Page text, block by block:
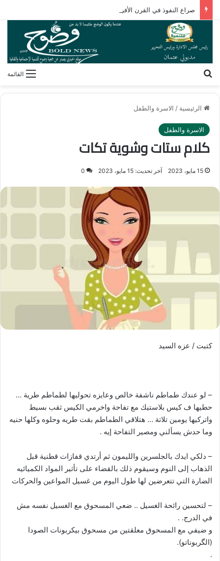
القائمة
الرئيسية / الاسرة والطفل
الاسرة والطفل
كلام ستات وشوية تكات
15 مايو، 2023 آخر تحديث: 15 مايو، 2023 0
كتبت / عزه السيد
– لو عندك طماطم ناشفة خالص وعايزه تحوليها لطماطم طرية …
حطيها ف كيس بلاستيك مع تفاحة واخرمي الكيس ثقب بسيط
واتركيها يومين تلاتة … هتلاقي الطماطم بقت طريه وحلوه وكلها حنيه
وما حدش يسألني ومصير التفاحة إيه .
– دلكي ايدك بالجلسرين والليمون ثم أرتدي قفازات قطنية قبل
الذهاب إلى النوم وسيقوم ذلك بالقضاء على تأثير المواد الكميائيه
الضارة التي تتعرضين لها طول اليوم من غسيل المواعين والحركات
– لتحسين رائحة الغسيل .. ضعي المسحوق مع الغسيل نفسه مش
في الدرج. .
و ضيفي مع المسحوق معلقتين من مسحوق بيكربونات الصودا
(الگربوناتو).
.